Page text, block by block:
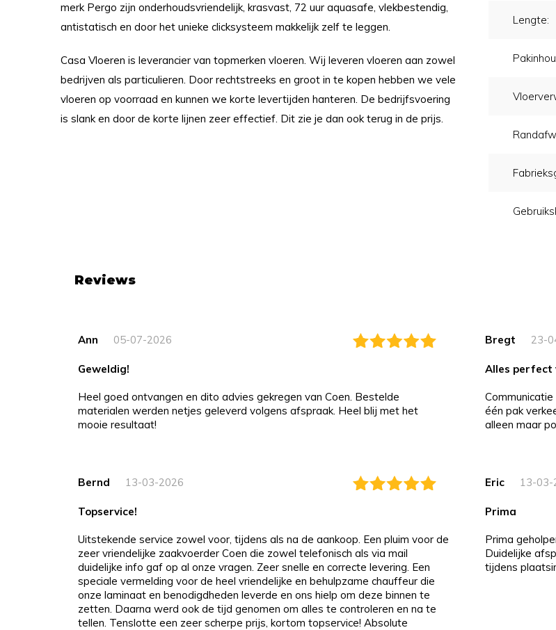
merk Pergo zijn onderhoudsvriendelijk, krasvast, 72 uur aquasafe, vlekbestendig,
antistatisch en door het unieke clicksysteem makkelijk zelf te leggen.
Casa Vloeren is leverancier van topmerken vloeren. Wij leveren vloeren aan zowel
bedrijven als particulieren. Door rechtstreeks en groot in te kopen hebben we vele
vloeren op voorraad en kunnen we korte levertijden hanteren. De bedrijfsvoering
is slank en door de korte lijnen zeer effectief. Dit zie je dan ook terug in de prijs.
Lengte:
Reviews
Ann 05-07-2026
Geweldig!
Heel goed ontvangen en dito advies gekregen van Coen. Bestelde
materialen werden netjes geleverd volgens afspraak. Heel blij met het
mooie resultaat!
Bregt 23-
alles
één pak
alleen maar
Bernd 13-03-2026
Topservice!
Uitstekende service zowel voor, tijdens als na de aankoop. Een pluim voor de
zeer vriendelijke zaakvoerder Coen die zowel telefonisch als via mail
duidelijke info gaf op al onze vragen. Zeer snelle en correcte levering. Een
speciale vermelding voor de heel vriendelijke en behulpzame chauffeur die
onze laminaat en benodigdheden leverde en ons hielp om deze binnen te
zetten. Daarna werd ook de tijd genomen om alles te controleren en na te
tellen. Tenslotte een zeer scherpe prijs, kortom topservice! Absolute
Eric 13-03-
prima
Prima
Duidelijke
tijdens